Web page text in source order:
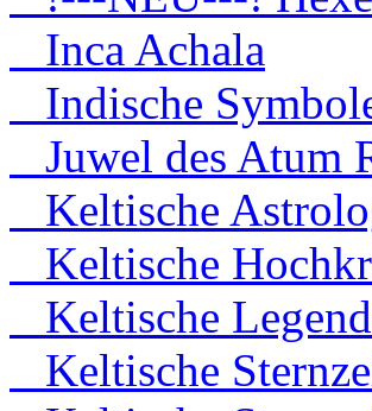
Inca Achala
Indische
Juwel des Atum
Keltische
Keltische
Keltische
Keltische